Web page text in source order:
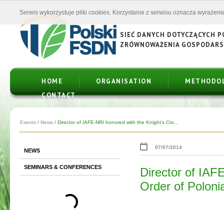
SIEĆ DANYCH DOTYCZĄCYCH
ZRÓWNOWAŻENIA
HOME ORGANISATION
CONTACT
Events / News / Director of IAFE-NRI honored with the Knight's Cro...
NEWS
SEMINARS & CONFERENCES
07/07/2014
Director of
Order of
Serwis wykorzystuje pliki cookies. Korzystanie z serwisu oznacza